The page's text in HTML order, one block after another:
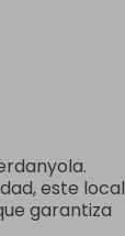
este local
garantiza